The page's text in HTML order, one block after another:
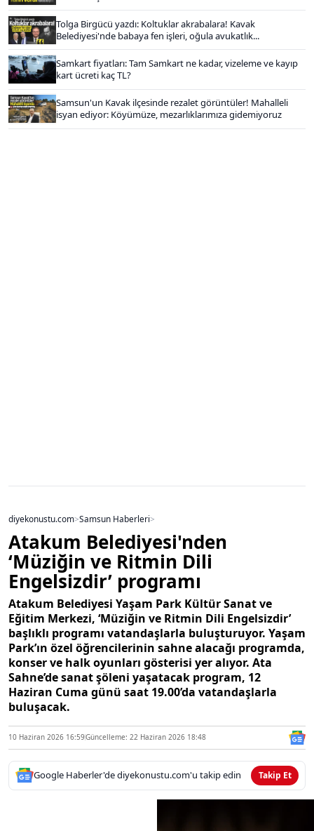
Tolga Birgücü yazdı: Koltuklar akrabalara! Kavak
Belediyesi'nde babaya fen işleri, oğula avukatlık...
Samkart fiyatları: Tam Samkart ne kadar, vizeleme ve kayıp
kart ücreti kaç TL?
Samsun'un Kavak ilçesinde rezalet görüntüler! Mahalleli
isyan ediyor: Köyümüze, mezarlıklarımıza gidemiyoruz
diyekonustu.com>Samsun Haberleri>
Atakum Belediyesi'nden
‘Müziğin ve Ritmin Dili
Engelsizdir’ programı
Atakum Belediyesi Yaşam Park Kültür Sanat ve
Eğitim Merkezi, ‘Müziğin ve Ritmin Dili Engelsizdir’
başlıklı programı vatandaşlarla buluşturuyor. Yaşam
Park’ın özel öğrencilerinin sahne alacağı programda,
konser ve halk oyunları gösterisi yer alıyor. Ata
Sahne’de sanat şöleni yaşatacak program, 12
Haziran Cuma günü saat 19.00’da vatandaşlarla
buluşacak.
10 Haziran 2026 16:59Güncelleme: 22 Haziran 2026 18:48
Google Haberler'de diyekonustu.com'u takip edin Takip Et